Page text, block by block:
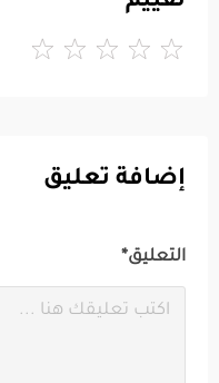
إضافة تعليق
التعليق*